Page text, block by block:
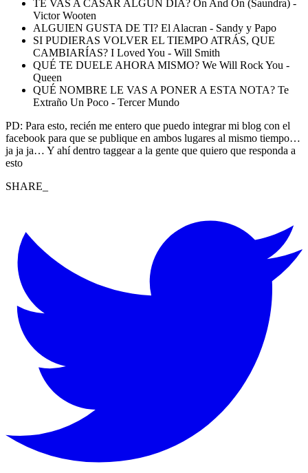
TE VAS A CASAR ALGÚN DÍA? On And On (Saundra) -
Victor Wooten
ALGUIEN GUSTA DE TI? El Alacran - Sandy y Papo
SI PUDIERAS VOLVER EL TIEMPO ATRÁS, QUE
CAMBIARÍAS? I Loved You - Will Smith
QUÉ TE DUELE AHORA MISMO? We Will Rock You -
Queen
QUÉ NOMBRE LE VAS A PONER A ESTA NOTA? Te
Extraño Un Poco - Tercer Mundo
PD: Para esto, recién me entero que puedo integrar mi blog con el
facebook para que se publique en ambos lugares al mismo tiempo…
ja ja ja… Y ahí dentro taggear a la gente que quiero que responda a
esto
SHARE_